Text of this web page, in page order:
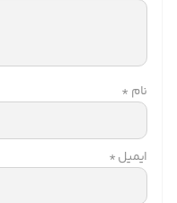
نام *
ایمیل*